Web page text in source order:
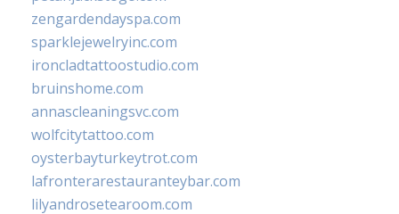
zengardendayspa.com
sparklejewelryinc.com
ironcladtattoostudio.com
bruinshome.com
annascleaningsvc.com
wolfcitytattoo.com
oysterbayturkeytrot.com
lafronterarestauranteybar.com
lilyandrosetearoom.com